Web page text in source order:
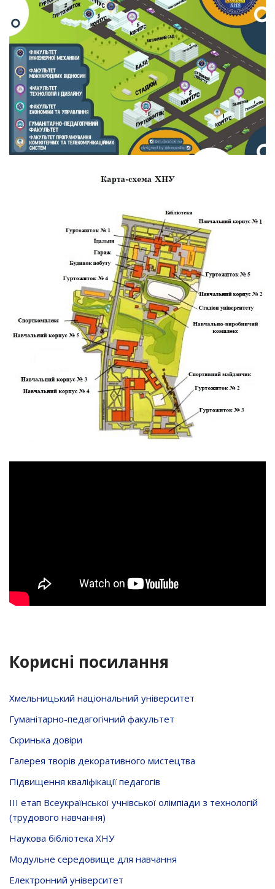
Корисні посилання
Хмельницький національний університет
Гуманітарно-педагогічний факультет
Скринька довiри
Галерея творів декоративного мистецтва
Підвищення кваліфікації педагогів
ІІІ етап Всеукраїнської учнівської олімпіади з технологій
(трудового навчання)
Наукова бібліотека ХНУ
Модульне середовище для навчання
Електронний університет